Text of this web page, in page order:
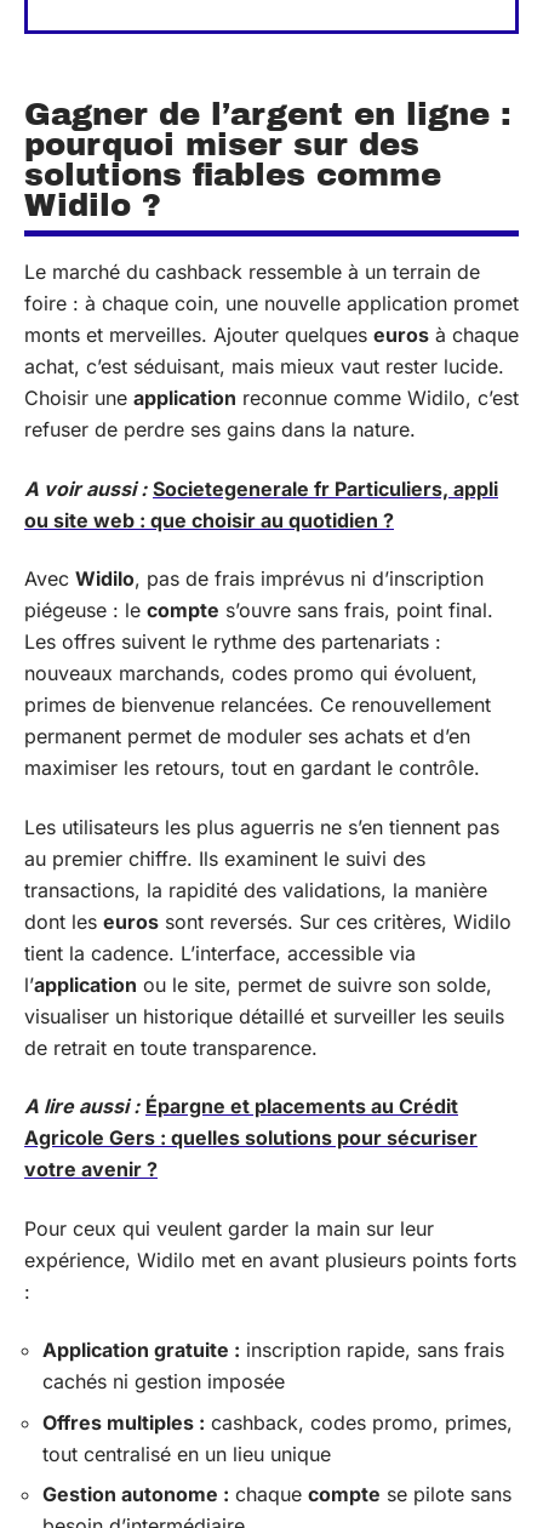
Gagner de l’argent en ligne :
pourquoi miser sur des
solutions fiables comme
Widilo ?
Le marché du cashback ressemble à un terrain de
foire : à chaque coin, une nouvelle application promet
monts et merveilles. Ajouter quelques euros à chaque
achat, c’est séduisant, mais mieux vaut rester lucide.
Choisir une application reconnue comme Widilo, c’est
refuser de perdre ses gains dans la nature.
A voir aussi : Societegenerale fr Particuliers, appli
ou site web : que choisir au quotidien ?
Avec Widilo, pas de frais imprévus ni d’inscription
piégeuse : le compte s’ouvre sans frais, point final.
Les offres suivent le rythme des partenariats :
nouveaux marchands, codes promo qui évoluent,
primes de bienvenue relancées. Ce renouvellement
permanent permet de moduler ses achats et d’en
maximiser les retours, tout en gardant le contrôle.
Les utilisateurs les plus aguerris ne s’en tiennent pas
au premier chiffre. Ils examinent le suivi des
transactions, la rapidité des validations, la manière
dont les euros sont reversés. Sur ces critères, Widilo
tient la cadence. L’interface, accessible via
l’application ou le site, permet de suivre son solde,
visualiser un historique détaillé et surveiller les seuils
de retrait en toute transparence.
A lire aussi : Épargne et placements au Crédit
Agricole Gers : quelles solutions pour sécuriser
votre avenir ?
Pour ceux qui veulent garder la main sur leur
expérience, Widilo met en avant plusieurs points forts
:
Application gratuite : inscription rapide, sans frais
cachés ni gestion imposée
Offres multiples : cashback, codes promo, primes,
tout centralisé en un lieu unique
Gestion autonome : chaque compte se pilote sans